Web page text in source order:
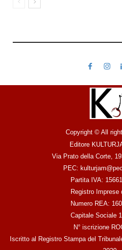
Copyright © All
Editore
Via Prato della Corte,
PEC:
Partita IVA:
Registro Imprese
Numero REA:
Capitale Sociale
N° iscrizione
Iscritto al Registro Stampa del